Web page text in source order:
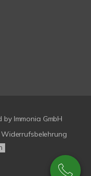
by Immonia GmbH
Widerrufsbelehrung